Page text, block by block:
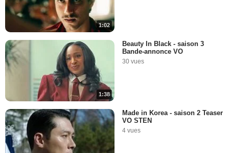
1:02
1:38
Beauty In Black - saison 3
Bande-annonce VO
30 vues
Made in Korea - saison 2 Teaser
VO STEN
4 vues